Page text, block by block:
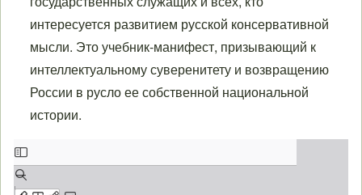
интересуется развитием русской консервативной
мысли. Это учебник-манифест, призывающий к
интеллектуальному суверенитету и возвращению
России в русло ее собственной национальной
истории.